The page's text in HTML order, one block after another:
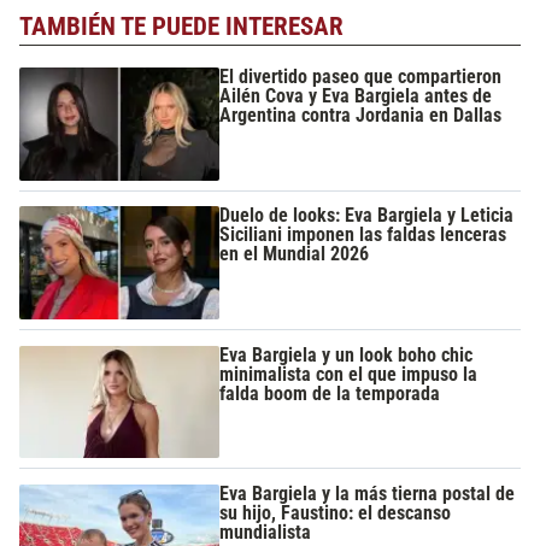
TAMBIÉN TE PUEDE INTERESAR
El divertido paseo que compartieron
Ailén Cova y Eva Bargiela antes de
Argentina contra Jordania en Dallas
Duelo de looks: Eva Bargiela y Leticia
Siciliani imponen las faldas lenceras
en el Mundial 2026
Eva Bargiela y un look boho chic
minimalista con el que impuso la
falda boom de la temporada
Eva Bargiela y la más tierna postal de
su hijo, Faustino: el descanso
mundialista